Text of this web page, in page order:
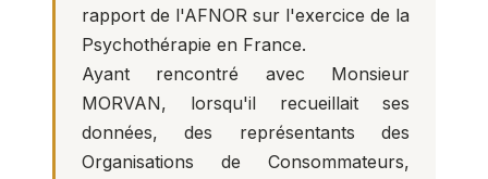
rapport de l'AFNOR sur l'exercice de la
Psychothérapie en France.
Ayant rencontré avec Monsieur
MORVAN, lorsqu'il recueillait ses
données, des représentants des
Organisations de Consommateurs,